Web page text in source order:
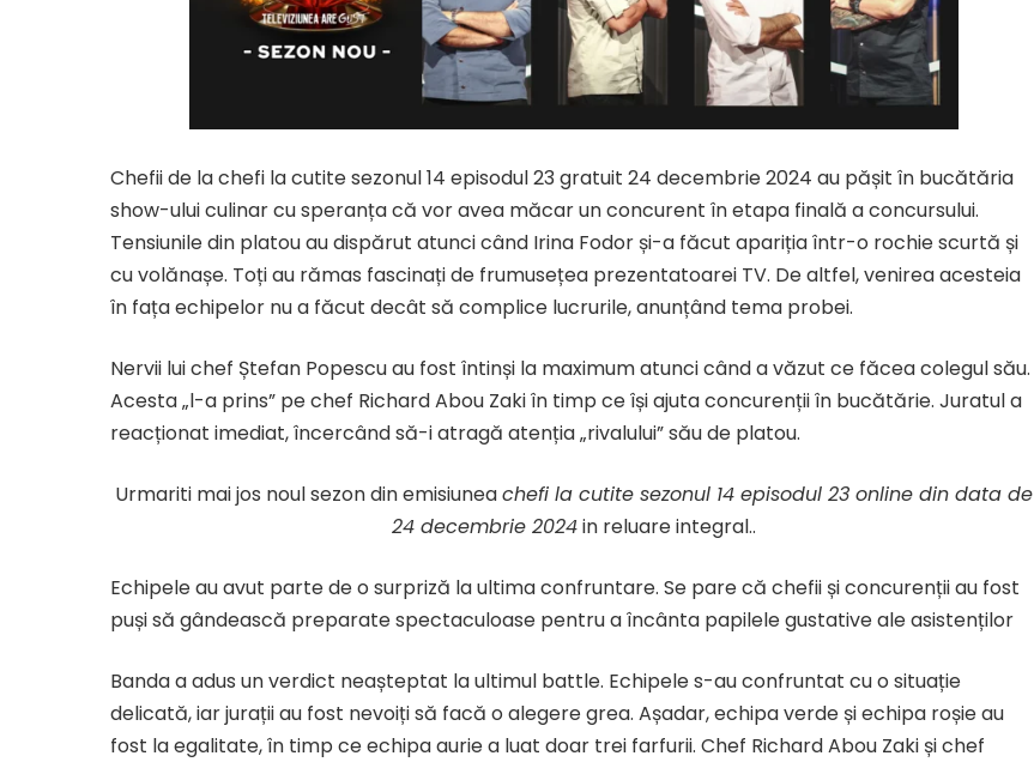
Chefii de la chefi la cutite sezonul 14 episodul 23 gratuit 24 decembrie 2024 au pășit în bucătăria
show-ului culinar cu speranța că vor avea măcar un concurent în etapa finală a concursului.
Tensiunile din platou au dispărut atunci când Irina Fodor și-a făcut apariția într-o rochie scurtă și
cu volănașe. Toți au rămas fascinați de frumusețea prezentatoarei TV. De altfel, venirea acesteia
în fața echipelor nu a făcut decât să complice lucrurile, anunțând tema probei.
Nervii lui chef Ștefan Popescu au fost întinși la maximum atunci când a văzut ce făcea colegul său.
Acesta „l-a prins” pe chef Richard Abou Zaki în timp ce își ajuta concurenții în bucătărie. Juratul a
reacționat imediat, încercând să-i atragă atenția „rivalului” său de platou.
Urmariti mai jos noul sezon din emisiuneachefi la cutite sezonul 14 episodul 23 online din data de
24 decembrie 2024in reluare integral..
Echipele au avut parte de o surpriză la ultima confruntare. Se pare că chefii și concurenții au fost
puși să gândească preparate spectaculoase pentru a încânta papilele gustative ale asistenților
Banda a adus un verdict neașteptat la ultimul battle. Echipele s-au confruntat cu o situație
delicată, iar jurații au fost nevoiți să facă o alegere grea. Așadar, echipa verde și echipa roșie au
fost la egalitate, în timp ce echipa aurie a luat doar trei farfurii. Chef Richard Abou Zaki și chef